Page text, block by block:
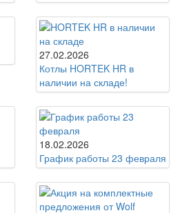
27.02.2026
Котлы HORTEK HR в
наличии на складе!
18.02.2026
График работы 23 февраля